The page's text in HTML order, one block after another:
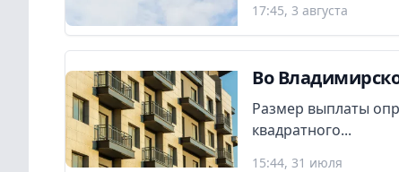
17:45, 3 августа
Во
Размер выплаты
квадратного...
15:44, 31 июля